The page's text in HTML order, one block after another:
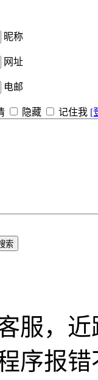
昵称
网址
电邮
隐藏 记住我 [
服，
序报